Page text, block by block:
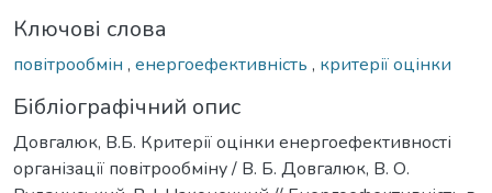
Ключові слова
повітрообмін , енергоефективність , критерії оцінки
Бібліографічний опис
Довгалюк, В.Б. Критерії оцінки енергоефективності
організації повітрообміну / В. Б. Довгалюк, В. О.